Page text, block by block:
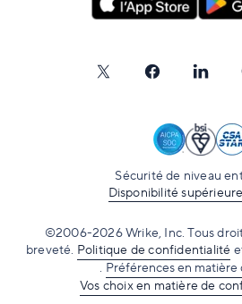
Sécurité de niveau
Disponibilité
©2006-2026 Wrike, Inc. Tous
breveté. Politique de confidentialité
. Préférences en matière
Vos choix en matière de